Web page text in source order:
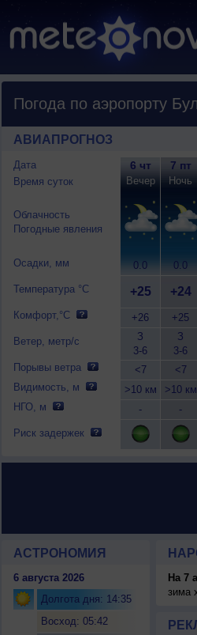
Погода по аэропорту
АВИАПРОГНОЗ
Дата
Время суток
Облачность
Погодные явления
Осадки, мм
Температура °C
Комфорт,°C
Ветер, метр/с
Порывы ветра
Видимость, м
НГО, м
Риск задержек
6 чт
Вечер
0.0
+25
+26
З
3-6
<7
>10 км
-
7 пт
Ночь
0.0
+24
+25
З
3-6
<7
>10 км
-
АСТРОНОМИЯ
6 августа 2026
Долгота дня: 14:35
Восход: 05:42
На 7
зима